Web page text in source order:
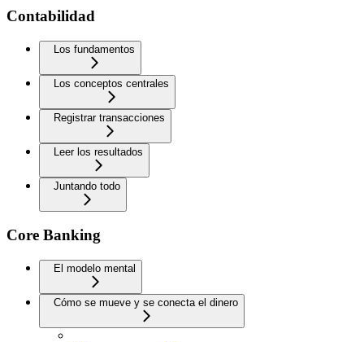
Contabilidad
Los fundamentos
Los conceptos centrales
Registrar transacciones
Leer los resultados
Juntando todo
Core Banking
El modelo mental
Cómo se mueve y se conecta el dinero